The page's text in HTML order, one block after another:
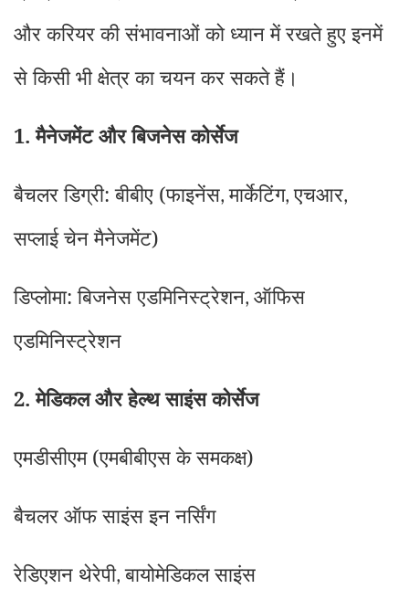
और करियर की संभावनाओं को ध्यान में रखते हुए इनमें
से किसी भी क्षेत्र का चयन कर सकते हैं।
1. मैनेजमेंट और बिजनेस कोर्सेज
बैचलर डिग्री: बीबीए (फाइनेंस,मार्केटिंग,एचआर,
सप्लाई चेन मैनेजमेंट)
डिप्लोमा: बिजनेस एडमिनिस्ट्रेशन, ऑफिस
एडमिनिस्ट्रेशन
2. मेडिकल और हेल्थ साइंस कोर्सेज
एमडीसीएम (एमबीबीएस के समकक्ष)
बैचलर ऑफ साइंस इन नर्सिंग
रेडिएशन थेरेपी,बायोमेडिकल साइंस